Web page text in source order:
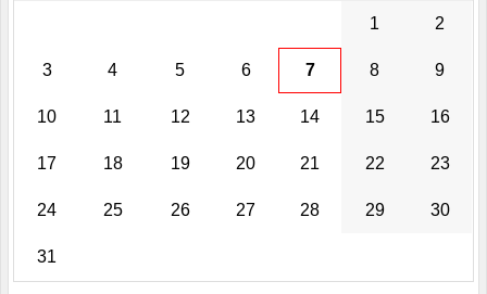
1 2
3 4 5 6 7 8 9
10 11 12 13 14 15 16
17 18 19 20 21 22 23
24 25 26 27 28 29 30
31